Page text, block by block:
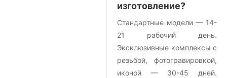
изготовление?
Стандартные модели — 14-
21 рабочий день.
Эксклюзивные комплексы с
резьбой, фотогравировкой,
иконой — 30-45 дней.